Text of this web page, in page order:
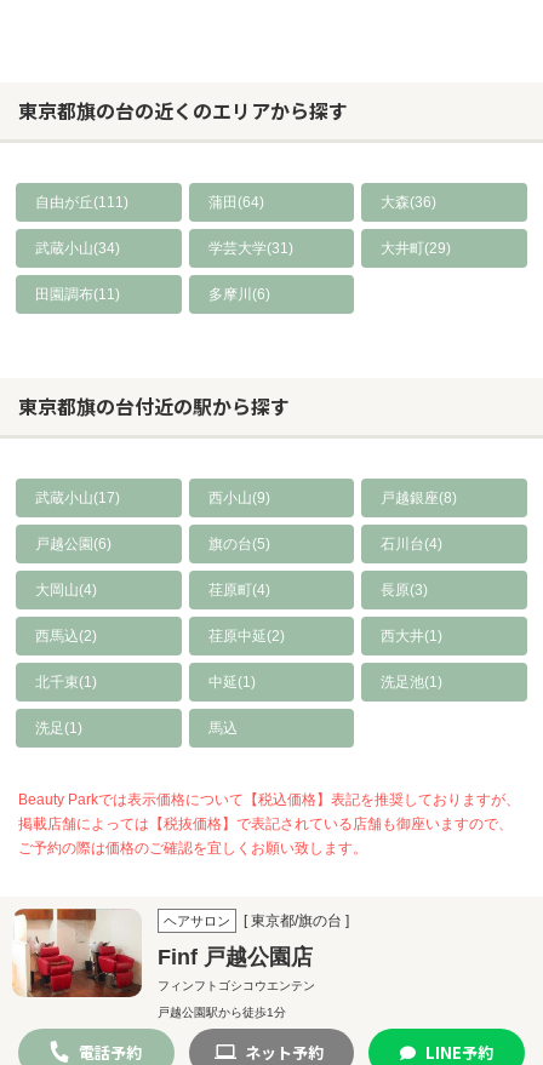
東京都旗の台の近くのエリアから探す
自由が丘(111) 蒲田(64) 大森(36)
武蔵小山(34) 学芸大学(31) 大井町(29)
田園調布(11) 多摩川(6)
東京都旗の台付近の駅から探す
武蔵小山(17) 西小山(9) 戸越銀座(8)
戸越公園(6) 旗の台(5) 石川台(4)
大岡山(4) 荏原町(4) 長原(3)
西馬込(2) 荏原中延(2) 西大井(1)
北千束(1) 中延(1) 洗足池(1)
洗足(1) 馬込
Beauty Parkでは表示価格について【税込価格】表記を推奨しておりますが、
掲載店舗によっては【税抜価格】で表記されている店舗も御座いますので、
ご予約の際は価格のご確認を宜しくお願い致します。
ヘアサロン [ 東京都/旗の台 ]
Finf 戸越公園店
フィンフトゴシコウエンテン
戸越公園駅から徒歩1分
電話予約 ネット予約 LINE予約